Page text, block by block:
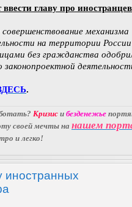
главу про
механизма
на территории России
без гражданства
законопроектной
.
Кризис и безденежье
своей мечты на нашем
и легко!